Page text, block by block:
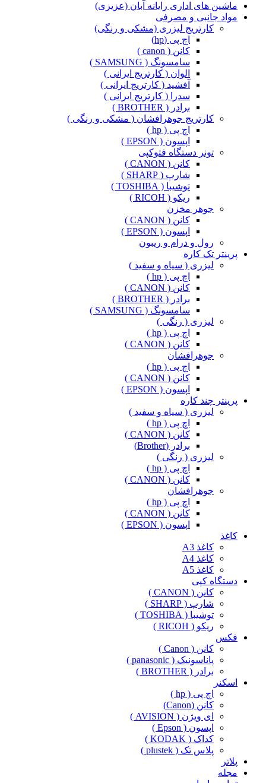
ماشین های اداری رایانه آبان (عزیزی)
مواد جانبی و مصرفی
کارتریج لیزری (مشکی و رنگی)
اچ پی (hp)
کانن ( canon )
سامسونگ ( SAMSUNG )
الوان ( کارتریج ایرانی )
آفشید ( کارتریج ایرانی )
سدرا ( کارتریج ایرانی )
برادر ( BROTHER )
کارتریج جوهرافشان ( مشکی و رنگی )
اچ پی ( hp )
اپسون ( EPSON )
تونر دستگاه فتوکپی
کانن ( CANON )
شارپ ( SHARP )
توشیبا ( TOSHIBA )
ریکو ( RICOH )
جوهر مخزن
کانن ( CANON )
اپسون ( EPSON )
رول و درام و ریبون
پرینتر تک کاره
لیزری ( سیاه و سفید )
اچ پی ( hp )
کانن ( CANON )
برادر ( BROTHER )
سامسونگ ( SAMSUNG )
لیزری ( رنگی )
اچ پی ( hp )
کانن ( CANON )
جوهرافشان
اچ پی ( hp )
کانن ( CANON )
اپسون ( EPSON )
پرینتر چند کاره
لیزری ( سیاه و سفید )
اچ پی ( hp )
کانن ( CANON )
برادر (Brother)
لیزری ( رنگی )
اچ پی ( hp )
کانن ( CANON )
جوهرافشان
اچ پی ( hp )
کانن ( CANON )
اپسون ( EPSON )
کاغذ
کاغذ A3
کاغذ A4
کاغذ A5
دستگاه کپی
کانن ( CANON )
شارپ ( SHARP )
توشیبا ( TOSHIBA )
ریکو ( RICOH )
فکس
کانن ( Canon )
پاناسونیک ( panasonic )
برادر ( BROTHER )
اسکنر
اچ پی ( hp )
کانن (Canon)
ای ویژن ( AVISION )
اپسون ( Epson )
کداک ( KODAK )
پلاس تک ( plustek )
پلاتر
مجله